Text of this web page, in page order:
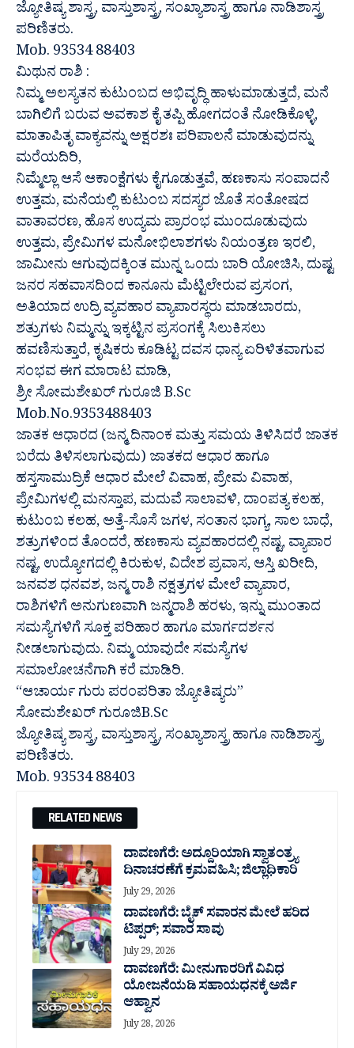
ಜ್ಯೋತಿಷ್ಯ ಶಾಸ್ತ್ರ, ವಾಸ್ತುಶಾಸ್ತ್ರ, ಸಂಖ್ಯಾಶಾಸ್ತ್ರ ಹಾಗೂ ನಾಡಿಶಾಸ್ತ್ರ
ಪರಿಣಿತರು.
Mob. 93534 88403
ಮಿಥುನ ರಾಶಿ :
ನಿಮ್ಮ ಅಲಸ್ಯತನ ಕುಟುಂಬದ ಅಭಿವೃದ್ಧಿ ಹಾಳುಮಾಡುತ್ತದೆ, ಮನೆ
ಬಾಗಿಲಿಗೆ ಬರುವ ಅವಕಾಶ ಕೈ ತಪ್ಪಿ ಹೋಗದಂತೆ ನೋಡಿಕೊಳ್ಳಿ,
ಮಾತಾಪಿತೃ ವಾಕ್ಯವನ್ನು ಅಕ್ಷರಶಃ ಪರಿಪಾಲನೆ ಮಾಡುವುದನ್ನು
ಮರೆಯದಿರಿ,
ನಿಮ್ಮೆಲ್ಲಾ ಆಸೆ ಆಕಾಂಕ್ಷೆಗಳು ಕೈಗೂಡುತ್ತವೆ, ಹಣಕಾಸು ಸಂಪಾದನೆ
ಉತ್ತಮ, ಮನೆಯಲ್ಲಿ ಕುಟುಂಬ ಸದಸ್ಯರ ಜೊತೆ ಸಂತೋಷದ
ವಾತಾವರಣ, ಹೊಸ ಉದ್ಯಮ ಪ್ರಾರಂಭ ಮುಂದೂಡುವುದು
ಉತ್ತಮ, ಪ್ರೇಮಿಗಳ ಮನೋಭಿಲಾಶಗಳು ನಿಯಂತ್ರಣ ಇರಲಿ,
ಜಾಮೀನು ಆಗುವುದಕ್ಕಿಂತ ಮುನ್ನ ಒಂದು ಬಾರಿ ಯೋಚಿಸಿ, ದುಷ್ಟ
ಜನರ ಸಹವಾಸದಿಂದ ಕಾನೂನು ಮೆಟ್ಟಿಲೇರುವ ಪ್ರಸಂಗ,
ಅತಿಯಾದ ಉದ್ರಿ ವ್ಯವಹಾರ ವ್ಯಾಪಾರಸ್ಥರು ಮಾಡಬಾರದು,
ಶತ್ರುಗಳು ನಿಮ್ಮನ್ನು ಇಕ್ಕಟ್ಟಿನ ಪ್ರಸಂಗಕ್ಕೆ ಸಿಲುಕಿಸಲು
ಹವಣಿಸುತ್ತಾರೆ, ಕೃಷಿಕರು ಕೂಡಿಟ್ಟ ದವಸ ಧಾನ್ಯ ಏರಿಳಿತವಾಗುವ
ಸಂಭವ ಈಗ ಮಾರಾಟ ಮಾಡಿ,
ಶ್ರೀ ಸೋಮಶೇಖರ್ ಗುರೂಜಿ B.Sc
Mob.No.9353488403
ಜಾತಕ ಆಧಾರದ (ಜನ್ಮ ದಿನಾಂಕ ಮತ್ತು ಸಮಯ ತಿಳಿಸಿದರೆ ಜಾತಕ
ಬರೆದು ತಿಳಿಸಲಾಗುವುದು) ಜಾತಕದ ಆಧಾರ ಹಾಗೂ
ಹಸ್ತಸಾಮುದ್ರಿಕೆ ಆಧಾರ ಮೇಲೆ ವಿವಾಹ, ಪ್ರೇಮ ವಿವಾಹ,
ಪ್ರೇಮಿಗಳಲ್ಲಿ ಮನಸ್ತಾಪ, ಮದುವೆ ಸಾಲಾವಳಿ, ದಾಂಪತ್ಯ ಕಲಹ,
ಕುಟುಂಬ ಕಲಹ, ಅತ್ತೆ-ಸೊಸೆ ಜಗಳ, ಸಂತಾನ ಭಾಗ್ಯ, ಸಾಲ ಬಾಧೆ,
ಶತ್ರುಗಳಿಂದ ತೊಂದರೆ, ಹಣಕಾಸು ವ್ಯವಹಾರದಲ್ಲಿ ನಷ್ಟ, ವ್ಯಾಪಾರ
ನಷ್ಟ, ಉದ್ಯೋಗದಲ್ಲಿ ಕಿರುಕುಳ, ವಿದೇಶ ಪ್ರವಾಸ, ಆಸ್ತಿ ಖರೀದಿ,
ಜನವಶ ಧನವಶ, ಜನ್ಮ ರಾಶಿ ನಕ್ಷತ್ರಗಳ ಮೇಲೆ ವ್ಯಾಪಾರ,
ರಾಶಿಗಳಿಗೆ ಅನುಗುಣವಾಗಿ ಜನ್ಮರಾಶಿ ಹರಳು, ಇನ್ನು ಮುಂತಾದ
ಸಮಸ್ಯೆಗಳಿಗೆ ಸೂಕ್ತ ಪರಿಹಾರ ಹಾಗೂ ಮಾರ್ಗದರ್ಶನ
ನೀಡಲಾಗುವುದು. ನಿಮ್ಮ ಯಾವುದೇ ಸಮಸ್ಯೆಗಳ
ಸಮಾಲೋಚನೆಗಾಗಿ ಕರೆ ಮಾಡಿರಿ.
“ಆಚಾರ್ಯ ಗುರು ಪರಂಪರಿತಾ ಜ್ಯೋತಿಷ್ಯರು”
ಸೋಮಶೇಖರ್ ಗುರೂಜಿB.Sc
ಜ್ಯೋತಿಷ್ಯ ಶಾಸ್ತ್ರ, ವಾಸ್ತುಶಾಸ್ತ್ರ, ಸಂಖ್ಯಾಶಾಸ್ತ್ರ ಹಾಗೂ ನಾಡಿಶಾಸ್ತ್ರ
ಪರಿಣಿತರು.
Mob. 93534 88403
RELATED NEWS
ದಾವಣಗೆರೆ: ಅದ್ದೂರಿಯಾಗಿ ಸ್ವಾತಂತ್ರ್ಯ
ದಿನಾಚರಣೆಗೆ ಕ್ರಮವಹಿಸಿ; ಜಿಲ್ಲಾಧಿಕಾರಿ
July 29, 2026
ದಾವಣಗೆರೆ: ಬೈಕ್ ಸವಾರನ ಮೇಲೆ ಹರಿದ
ಟಿಪ್ಪರ್; ಸವಾರ ಸಾವು
July 29, 2026
ದಾವಣಗೆರೆ: ಮೀನುಗಾರರಿಗೆ ವಿವಿಧ
ಯೋಜನೆಯಡಿ ಸಹಾಯಧನಕ್ಕೆ ಅರ್ಜಿ
ಆಹ್ವಾನ
July 28, 2026